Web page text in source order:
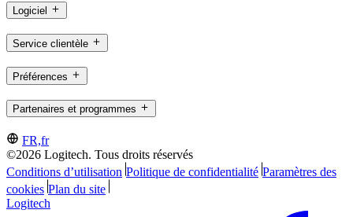
Logiciel
Service clientèle
Préférences
Partenaires et programmes
FR,fr
©2026 Logitech. Tous droits réservés
Conditions d’utilisation Politique de confidentialité Paramètres des
cookies Plan du site
Logitech